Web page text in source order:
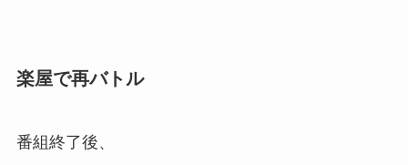
楽屋で再バトル
番組終了後、